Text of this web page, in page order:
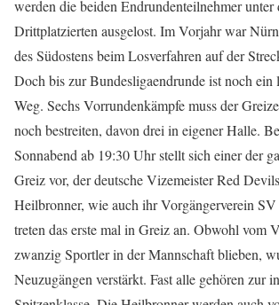
werden die beiden Endrundenteilnehmer unter
Drittplatzierten ausgelost. Im Vorjahr war
des Südostens beim Losverfahren auf der
Doch bis zur Bundesligaendrunde ist noch ein
Weg. Sechs Vorrundenkämpfe muss der
noch bestreiten, davon drei in eigener Halle.
Sonnabend ab 19:30 Uhr stellt sich einer der
Greiz vor, der deutsche Vizemeister Red
Heilbronner, wie auch ihr Vorgängerverein
treten das erste mal in Greiz an. Obwohl vom
zwanzig Sportler in der Mannschaft blieben,
Neuzugängen verstärkt. Fast alle gehören zur